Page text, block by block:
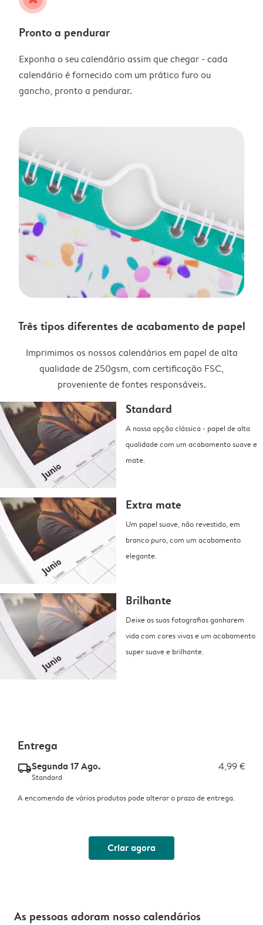
Pronto a pendurar
Exponha o seu calendário assim que chegar - cada
calendário é fornecido com um prático furo ou
gancho, pronto a pendurar.
Três tipos diferentes de acabamento de papel
Imprimimos os nossos calendários em papel de alta
qualidade de 250gsm, com certificação FSC,
proveniente de fontes responsáveis.
Standard
A nossa opção clássica - papel de alta
qualidade com um acabamento suave e
mate.
Extra mate
Um papel suave, não revestido, em
branco puro, com um acabamento
elegante.
Brilhante
Deixe as suas fotografias ganharem
vida com cores vivas e um acabamento
super suave e brilhante.
Entrega
delivery_standard_v2Segunda 17 Ago. 4,99 €
Standard
A encomenda de vários produtos pode alterar o prazo de entrega.
Criar agora
As pessoas adoram nosso calendários